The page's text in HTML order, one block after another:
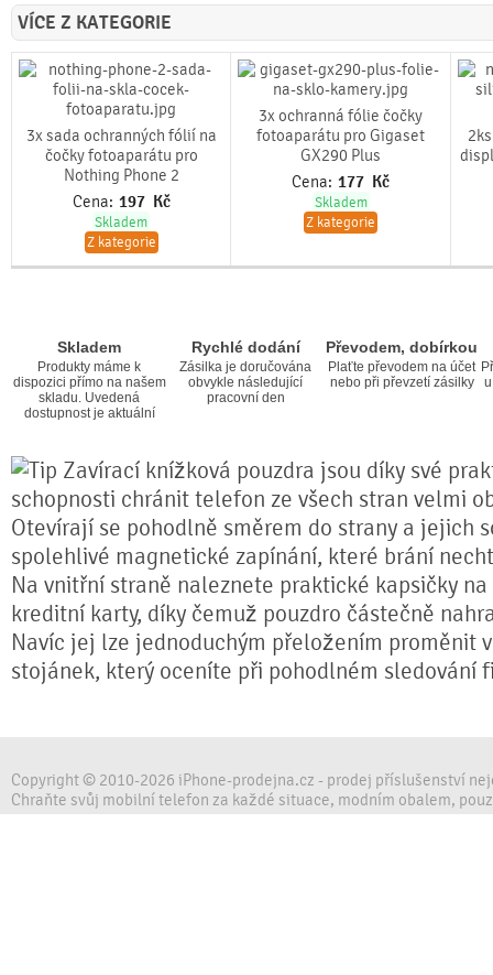
VÍCE Z KATEGORIE
3x sada ochranných fólií na
čočky fotoaparátu pro
Nothing Phone 2
Cena: 197 Kč
Skladem
Z kategorie
3x ochranná fólie čočky
fotoaparátu pro Gigaset
GX290 Plus
Cena: 177 Kč
Skladem
Z kategorie
Skladem
Produkty máme k
dispozici přímo na našem
skladu. Uvedená
dostupnost je aktuální
Rychlé dodání
Zásilka je doručována
obvykle následující
pracovní den
Převodem, dobírkou
Plaťte převodem na účet
nebo při převzetí zásilky
Zavírací knížková pouzdra jsou díky své
schopnosti chránit telefon ze všech stran velmi
Otevírají se pohodlně směrem do strany a jejich
spolehlivé magnetické zapínání, které brání
Na vnitřní straně naleznete praktické kapsičky na
kreditní karty, díky čemuž pouzdro částečně
Navíc jej lze jednoduchým přeložením proměnit
stojánek, který oceníte při pohodlném sledování
Copyright © 2010-2026 iPhone-prodejna.cz - prodej příslušenství
Chraňte svůj mobilní telefon za každé situace, modním obalem,